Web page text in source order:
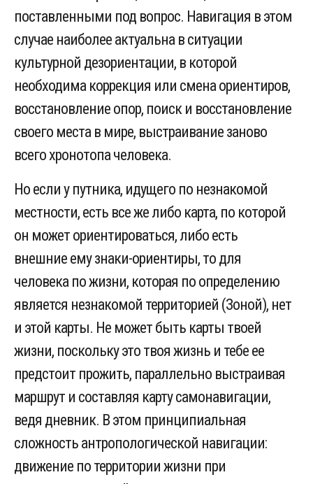
поставленными под вопрос. Навигация в этом
случае наиболее актуальна в ситуации
культурной дезориентации, в которой
необходима коррекция или смена ориентиров,
восстановление опор, поиск и восстановление
своего места в мире, выстраивание заново
всего хронотопа человека.
Но если у путника, идущего по незнакомой
местности, есть все же либо карта, по которой
он может ориентироваться, либо есть
внешние ему знаки-ориентиры, то для
человека по жизни, которая по определению
является незнакомой территорией (Зоной), нет
и этой карты. Не может быть карты твоей
жизни, поскольку это твоя жизнь и тебе ее
предстоит прожить, параллельно выстраивая
маршрут и составляя карту самонавигации,
ведя дневник. В этом принципиальная
сложность антропологической навигации:
движение по территории жизни при